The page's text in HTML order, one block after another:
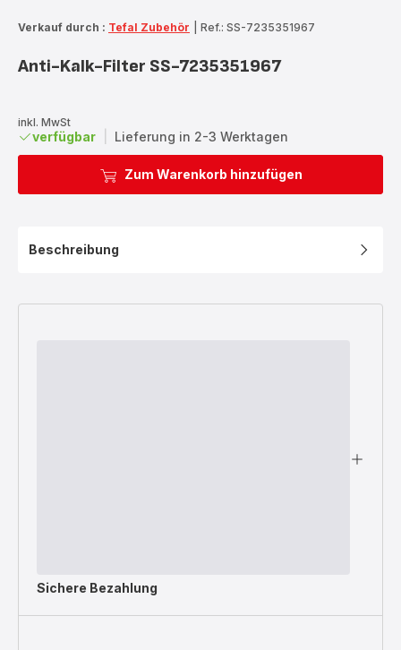
Verkauf durch : Tefal Zubehör Ref.: SS-7235351967
Anti-Kalk-Filter SS-7235351967
inkl. MwSt
verfügbar Lieferung in 2-3 Werktagen
Zum Warenkorb hinzufügen
Beschreibung
Sichere Bezahlung